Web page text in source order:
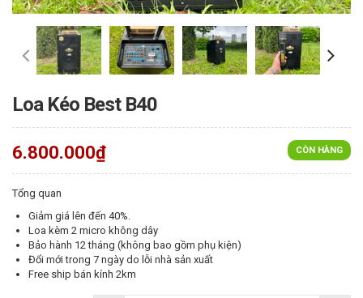
Loa Kéo Best B40
CÒN HÀNG
6.800.000₫
Tổng quan
Giảm giá lên đến 40%.
Loa kèm 2 micro không dây
Bảo hành 12 tháng (không bao gồm phụ kiện)
Đổi mới trong 7 ngày do lỗi nhà sản xuất
Free ship bán kính 2km